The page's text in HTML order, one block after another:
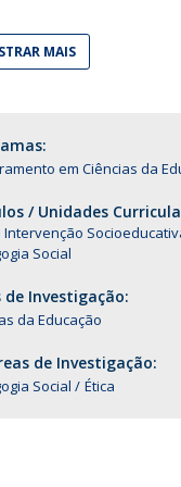
Associação de
MAIS
em Ciências da
/ Unidades
Intervenção
Social
de Investigação:
da Educação
de Investigação:
Social Ética